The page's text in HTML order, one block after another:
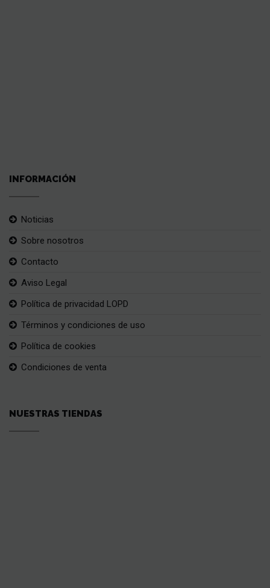
INFORMACIÓN
Noticias
Sobre nosotros
Contacto
Aviso Legal
Política de privacidad LOPD
Términos y condiciones de uso
Política de cookies
Condiciones de venta
NUESTRAS TIENDAS